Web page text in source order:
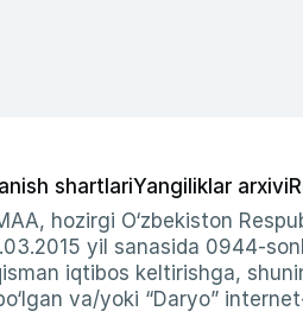
shartlariYangiliklar arxivi
hozirgi O‘zbekiston
yil sanasida 0944-
iqtibos keltirishga,
va/yoki “Daryo”